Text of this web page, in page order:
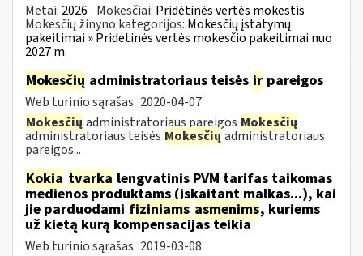
Metai: 2026 Mokesčiai: Pridėtinės vertės mokestis
Mokesčių žinyno kategorijos: Mokesčių įstatymų
pakeitimai » Pridėtinės vertės mokesčio pakeitimai nuo
2027 m.
Mokesčių administratoriaus teisės ir pareigos
Web turinio sąrašas 2020-04-07
Mokesčių administratoriaus pareigos Mokesčių
administratoriaus teisės Mokesčių administratoriaus
pareigos...
Kokia tvarka lengvatinis PVM tarifas taikomas
medienos produktams (įskaitant malkas...), kai
jie parduodami fiziniams asmenims, kuriems
už kietą kurą kompensacijas teikia
Web turinio sąrašas 2019-03-08